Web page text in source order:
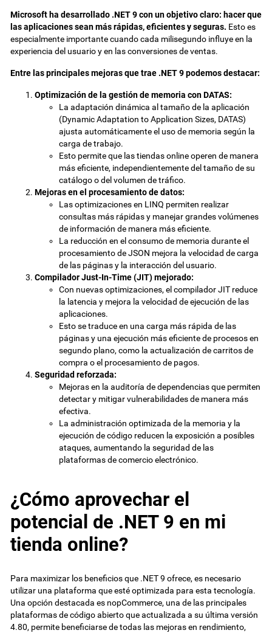
Microsoft ha desarrollado .NET 9 con un objetivo claro: hacer que
las aplicaciones sean más rápidas, eficientes y seguras. Esto es
especialmente importante cuando cada milisegundo influye en la
experiencia del usuario y en las conversiones de ventas.
Entre las principales mejoras que trae .NET 9 podemos destacar:
Optimización de la gestión de memoria con DATAS:
La adaptación dinámica al tamaño de la aplicación
(Dynamic Adaptation to Application Sizes, DATAS)
ajusta automáticamente el uso de memoria según la
carga de trabajo.
Esto permite que las tiendas online operen de manera
más eficiente, independientemente del tamaño de su
catálogo o del volumen de tráfico.
Mejoras en el procesamiento de datos:
Las optimizaciones en LINQ permiten realizar
consultas más rápidas y manejar grandes volúmenes
de información de manera más eficiente.
La reducción en el consumo de memoria durante el
procesamiento de JSON mejora la velocidad de carga
de las páginas y la interacción del usuario.
Compilador Just-In-Time (JIT) mejorado:
Con nuevas optimizaciones, el compilador JIT reduce
la latencia y mejora la velocidad de ejecución de las
aplicaciones.
Esto se traduce en una carga más rápida de las
páginas y una ejecución más eficiente de procesos en
segundo plano, como la actualización de carritos de
compra o el procesamiento de pagos.
Seguridad reforzada:
Mejoras en la auditoría de dependencias que permiten
detectar y mitigar vulnerabilidades de manera más
efectiva.
La administración optimizada de la memoria y la
ejecución de código reducen la exposición a posibles
ataques, aumentando la seguridad de las
plataformas de comercio electrónico.
¿Cómo aprovechar el
potencial de .NET 9 en mi
tienda online?
Para maximizar los beneficios que .NET 9 ofrece, es necesario
utilizar una plataforma que esté optimizada para esta tecnología.
Una opción destacada es nopCommerce, una de las principales
plataformas de código abierto que actualizada a su última versión
4.80, permite beneficiarse de todas las mejoras en rendimiento,